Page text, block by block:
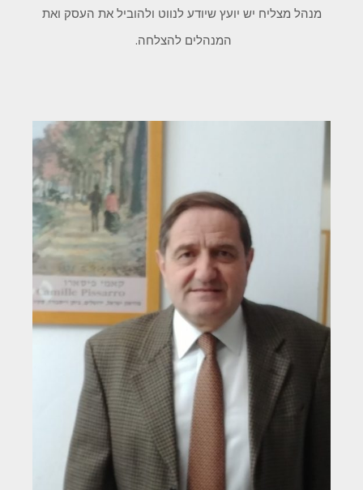
מנהל מצליח יש יועץ שיודע לנווט ולהוביל את העסק ואת
המנהלים להצלחה.